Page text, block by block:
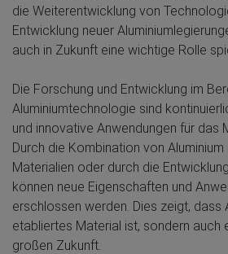
die Weiterentwicklung von
Entwicklung neuer
auch in Zukunft eine wichtige Rolle
Die Forschung und Entwicklung im
Aluminiumtechnologie sind
und innovative Anwendungen für das
Durch die Kombination von Aluminium
Materialien oder durch die
können neue Eigenschaften und
erschlossen werden. Dies zeigt, dass
etabliertes Material ist, sondern auch
großen Zukunft.